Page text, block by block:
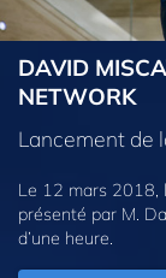
DAVID
NETWORK
Lancement de
Le 12 mars 2018,
présenté par M.
d’une heure.